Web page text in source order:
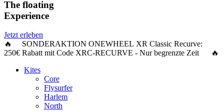
The floating
Experience
Jetzt erleben
🔥 SONDERAKTION ONEWHEEL XR Classic Recurve:
250€ Rabattmit Code XRC-RECURVE - Nur begrenzte Zeit 🔥
Kites
Core
Flysurfer
Harlem
North